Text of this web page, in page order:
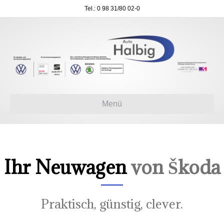
Tel.: 0 98 31/80 02-0
Menü
Ihr Neuwagenvon Škoda
Praktisch, günstig, clever.